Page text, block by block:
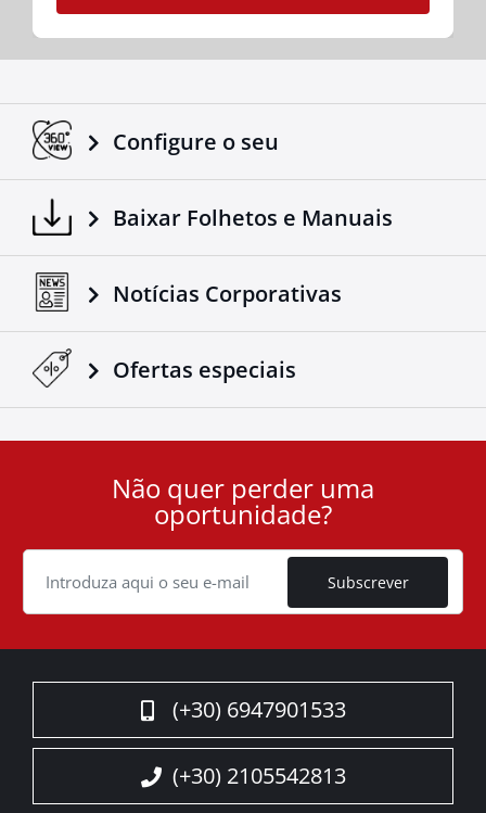
Configure o seu
Baixar Folhetos e Manuais
Notícias Corporativas
Ofertas especiais
Cookie
Não quer perder uma
oportunidade?
Subscrever
(+30) 6947901533
(+30) 2105542813